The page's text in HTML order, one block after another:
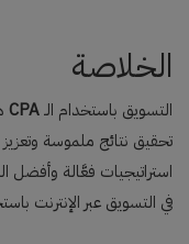
الخلاصة
التسويق باستخدام الـCPA
تحقيق نتائج ملموسة
استراتيجيات فعَّالة
في التسويق عبر الإنترنت